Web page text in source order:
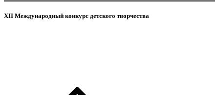
ХІІ Международный конкурс детского творчества